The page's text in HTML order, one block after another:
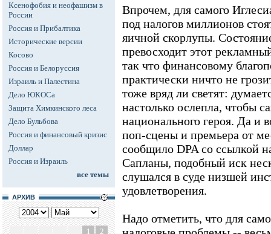
Ксенофобия и неофашизм в
России
Россия и Прибалтика
Исторические версии
Косово
Россия и Белоруссия
Израиль и Палестина
Дело ЮКОСа
Защита Химкинского леса
Дело Бульбова
Россия и финансовый кризис
Доллар
Россия и Израиль
все темы
АРХИВ
1
2
Впрочем, для самого
под налогов миллионов
яичной скорлупы.
превосходит этот
так что финансовому
практически ничто не
тоже вряд ли светят:
настолько ослепла, чтобы
национального героя. Да и
поп-сцены и премьера от
сообщило DPA со ссылкой
Сапланы, подобный иск
слушался в суде низшей
удовлетворения.
Надо отметить, что для